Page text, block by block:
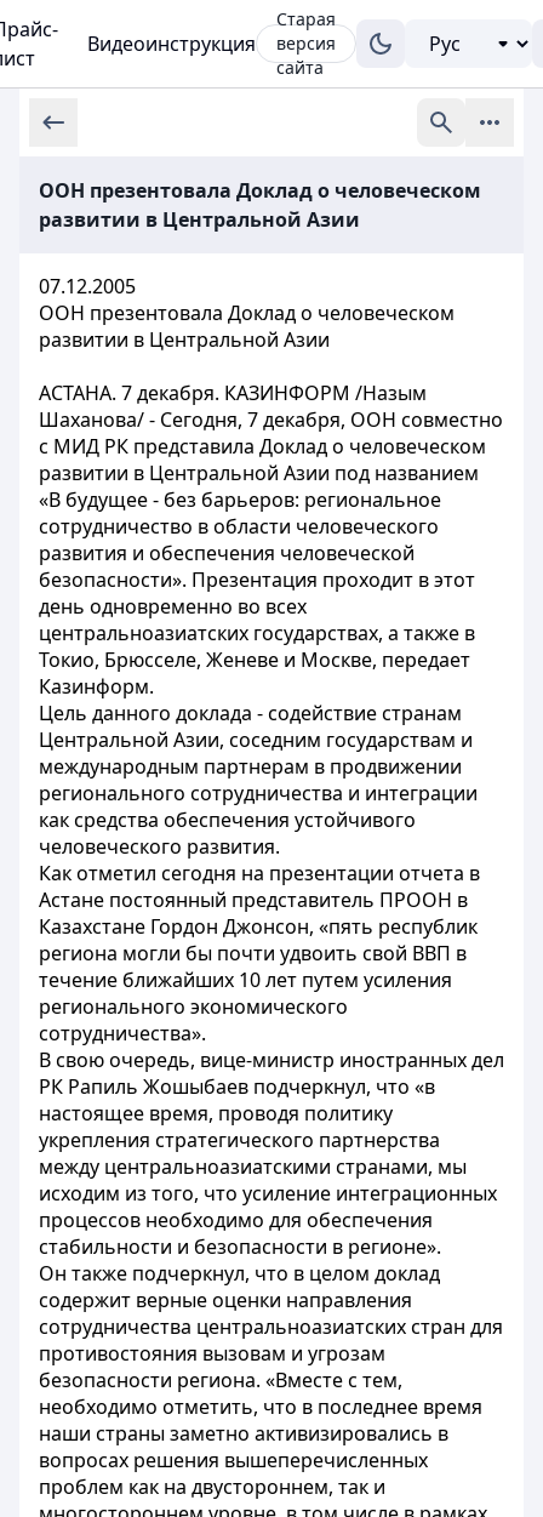
Видеоинструкция
Старая
версия
сайта
ООН презентовала Доклад о человеческом
развитии в Центральной Азии
07.12.2005
ООН презентовала Доклад о человеческом
развитии в Центральной Азии
АСТАНА. 7 декабря. КАЗИНФОРМ /Назым
Шаханова/ - Сегодня, 7 декабря, ООН совместно
с МИД РК представила Доклад о человеческом
развитии в Центральной Азии под названием
«В будущее - без барьеров: региональное
сотрудничество в области человеческого
развития и обеспечения человеческой
безопасности». Презентация проходит в этот
день одновременно во всех
центральноазиатских государствах, а также в
Токио, Брюсселе, Женеве и Москве, передает
Казинформ.
Цель данного доклада - содействие странам
Центральной Азии, соседним государствам и
международным партнерам в продвижении
регионального сотрудничества и интеграции
как средства обеспечения устойчивого
человеческого развития.
Как отметил сегодня на презентации отчета в
Астане постоянный представитель ПРООН в
Казахстане Гордон Джонсон, «пять республик
региона могли бы почти удвоить свой ВВП в
течение ближайших 10 лет путем усиления
регионального экономического
сотрудничества».
В свою очередь, вице-министр иностранных дел
РК Рапиль Жошыбаев подчеркнул, что «в
настоящее время, проводя политику
укрепления стратегического партнерства
между центральноазиатскими странами, мы
исходим из того, что усиление интеграционных
процессов необходимо для обеспечения
стабильности и безопасности в регионе».
Он также подчеркнул, что в целом доклад
содержит верные оценки направления
сотрудничества центральноазиатских стран для
противостояния вызовам и угрозам
безопасности региона. «Вместе с тем,
необходимо отметить, что в последнее время
наши страны заметно активизировались в
вопросах решения вышеперечисленных
проблем как на двустороннем, так и